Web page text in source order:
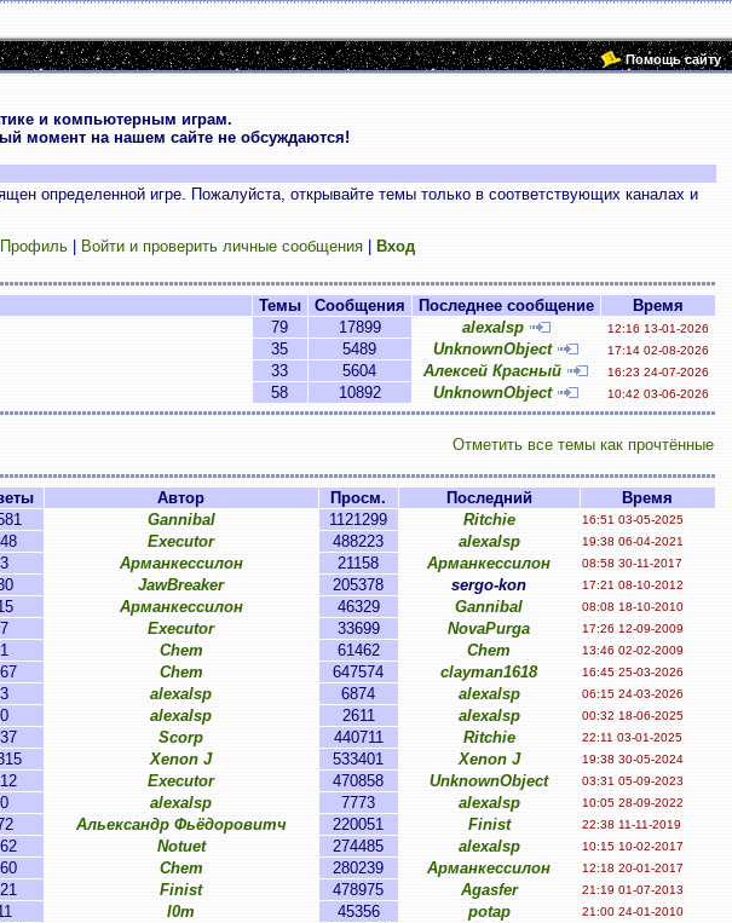
Помощь сайту
и компьютерным играм.
момент на нашем сайте не обсуждаются!
определенной игре. Пожалуйста, открывайте темы только в соответствующих каналах и
Профиль| Войти и проверить личные сообщения| Вход
Темы Сообщения Последнее сообщение
Время
79 17899 alexalsp 12:16 13-01-2026
35 5489 UnknownObject 17:14 02-08-2026
33 5604 Алексей Красный 16:23 24-07-2026
58 10892 UnknownObject 10:42 03-06-2026
Отметить все темы как прочтённые
Автор Просм. Последний
Время
Gannibal 1121299 Ritchie 16:51 03-05-2025
Executor 488223 alexalsp 19:38 06-04-2021
3 Арманкессилон 21158 Арманкессилон 08:58 30-11-2017
JawBreaker 205378 sergo-kon 17:21 08-10-2012
Арманкессилон 46329 Gannibal 08:08 18-10-2010
7 Executor 33699 NovaPurga 17:26 12-09-2009
1 Chem 61462 Chem 13:46 02-02-2009
Chem 647574 clayman1618 16:45 25-03-2026
3 alexalsp 6874 alexalsp 06:15 24-03-2026
0 alexalsp 2611 alexalsp 00:32 18-06-2025
Scorp 440711 Ritchie 22:11 03-01-2025
Xenon J 533401 Xenon J 19:38 30-05-2024
Executor 470858 UnknownObject 03:31 05-09-2023
0 alexalsp 7773 alexalsp 10:05 28-09-2022
Альександр Фьёдоровитч 220051 Finist 22:38 11-11-2019
Notuet 274485 alexalsp 10:15 10-02-2017
Chem 280239 Арманкессилон 12:18 20-01-2017
Finist 478975 Agasfer 21:19 01-07-2013
l0m 45356 potap 21:00 24-01-2010